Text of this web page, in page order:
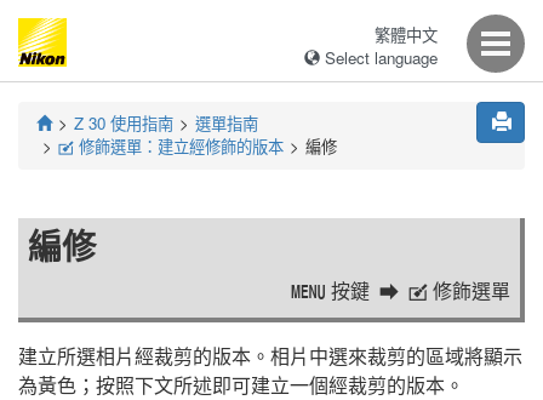
繁體中文
Select language
Z 30 使用指南 選單指南
N 修飾選單：建立經修飾的版本 編修
編修
G 按鍵 N 修飾選單
建立所選相片經裁剪的版本。相片中選來裁剪的區域將顯示
為黃色；按照下文所述即可建立一個經裁剪的版本。